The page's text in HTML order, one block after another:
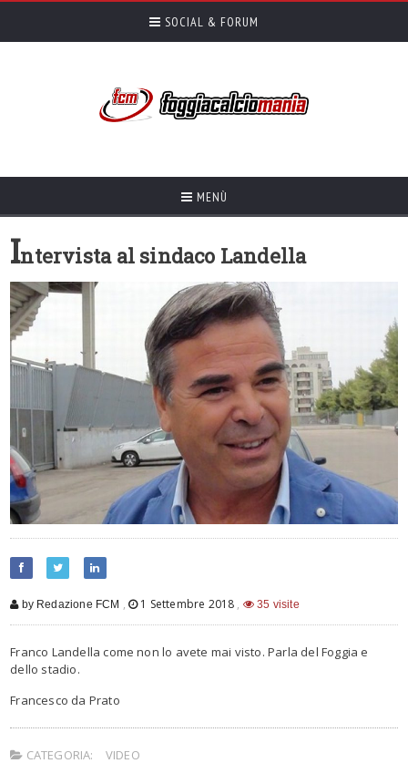
SOCIAL & FORUM
MENÙ
Intervista al sindaco Landella
by Redazione FCM , 1 Settembre 2018 , 35 visite
Franco Landella come non lo avete mai visto. Parla del Foggia e
dello stadio.
Francesco da Prato
CATEGORIA: VIDEO